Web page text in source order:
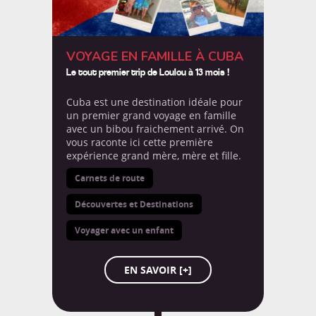
Le coin de Maman Le coin de Papa
Le coin des invités
Le coin des voyageurs
Le dico de Loulou Les Balloons
Les ONG
Non classé Nos bons plans
Notre Trip Advisor On a testé pour vous
NOUS SUIVRE
12,693
followers

7,338


3,329

105

1,347

VOYAGE EN FAMILLE À CUBA
Le tout premier trip de Loulou à 13 mois !
Cuba est une destination idéale pour
un premier grand voyage en famille
avec un bibou fraichement arrivé. On
vous raconte ici cette première
expérience grand mère, mère et fille.
Carnets de route
Découvertes et Destinations
Voyager avec un enfant
EN SAVOIR [+]